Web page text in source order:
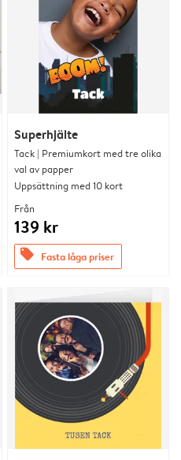
Superhjälte
Tack | Premiumkort med tre olika
val av papper
Uppsättning med 10 kort
Från
139 kr
offers Fasta låga priser